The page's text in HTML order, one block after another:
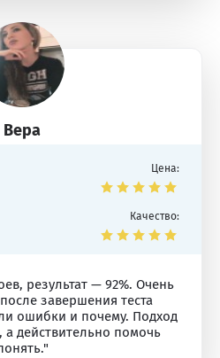
Вера
Цена:
Качество:
результат — 92%. Очень
завершения теста
ошибки и почему. Подход
а действительно помочь